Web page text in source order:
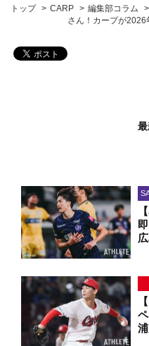
トップ CARP 編集部コラム
さん！カープが2026